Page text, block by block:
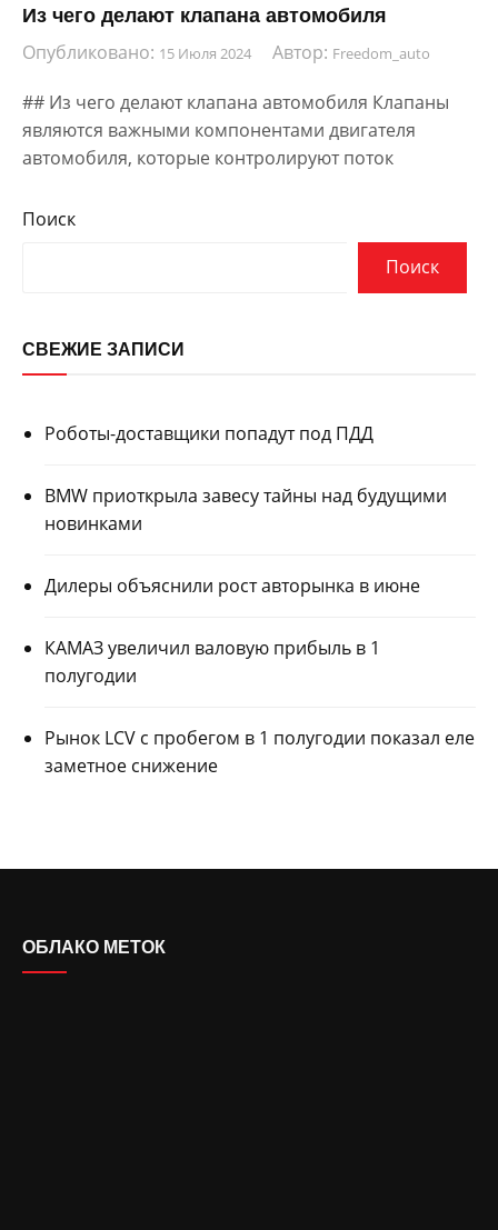
Из чего делают клапана автомобиля
Опубликовано: 15 Июля 2024 Автор: Freedom_auto
## Из чего делают клапана автомобиля Клапаны
являются важными компонентами двигателя
автомобиля, которые контролируют поток
Поиск
Поиск
СВЕЖИЕ ЗАПИСИ
Роботы-доставщики попадут под ПДД
BMW приоткрыла завесу тайны над будущими
новинками
Дилеры объяснили рост авторынка в июне
КАМАЗ увеличил валовую прибыль в 1
полугодии
Рынок LCV с пробегом в 1 полугодии показал еле
заметное снижение
ОБЛАКО МЕТОК